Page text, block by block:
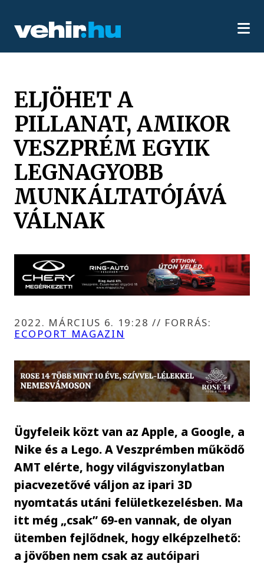
ELJÖHET A
PILLANAT, AMIKOR
VESZPRÉM EGYIK
LEGNAGYOBB
MUNKÁLTATÓJÁVÁ
VÁLNAK
2022. MÁRCIUS 6. 19:28 // FORRÁS:
ECOPORT MAGAZIN
Ügyfeleik közt van az Apple, a Google, a
Nike és a Lego. A Veszprémben működő
AMT elérte, hogy világviszonylatban
piacvezetővé váljon az ipari 3D
nyomtatás utáni felületkezelésben. Ma
itt még „csak” 69-en vannak, de olyan
ütemben fejlődnek, hogy elképzelhető:
a jövőben nem csak az autóipari